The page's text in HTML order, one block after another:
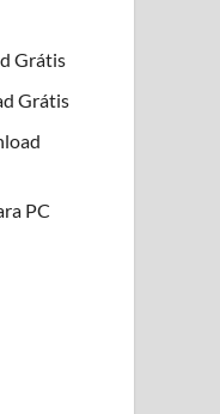
Grátis
Grátis
PC